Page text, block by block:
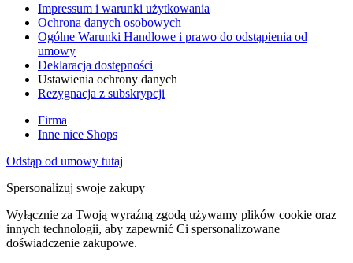
Impressum i warunki użytkowania
Ochrona danych osobowych
Ogólne Warunki Handlowe i prawo do odstąpienia od
umowy
Deklaracja dostępności
Ustawienia ochrony danych
Rezygnacja z subskrypcji
Firma
Inne nice Shops
Odstąp od umowy tutaj
Spersonalizuj swoje zakupy
Wyłącznie za Twoją wyraźną zgodą używamy plików cookie oraz
innych technologii, aby zapewnić Ci spersonalizowane
doświadczenie zakupowe.